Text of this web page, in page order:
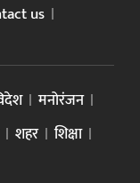
us
मनोरंजन
शहर
शिक्षा